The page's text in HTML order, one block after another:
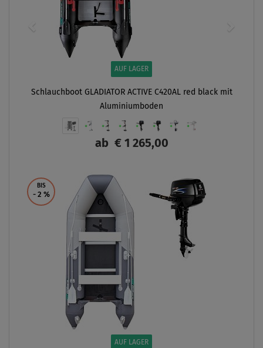
AUF LAGER
Schlauchboot GLADIATOR ACTIVE C420AL red black mit
Aluminiumboden
ab € 1 265,00
BIS
- 2 %
AUF LAGER